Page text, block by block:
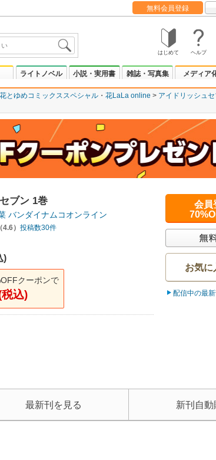
無料会員登録
はじめて ヘルプ
ライトノベル 小説・実用書 雑誌・写真集 メディア
花とゆめコミックススペシャル 花LaLa online アイドリッシュセ
ブン 1巻
バンダイナムコオンライン
（4.6） 投稿数30件
)
クーポンで
込)
会員
お気に
配信中の最
最新刊を見る 新刊自動